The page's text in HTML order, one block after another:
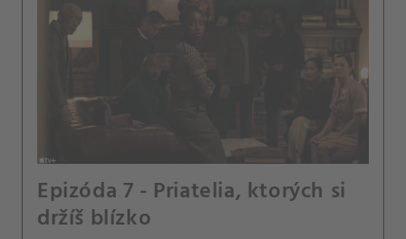
Epizóda 7 - Priatelia, ktorých si
držíš blízko